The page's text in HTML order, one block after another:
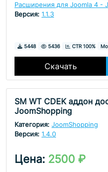
Расширения для Joomla 4 -
Версия: 1.1.3
Скачивания
5448 Просмотры
5436 CTR 100%
Скачать
SM WT CDEK аддон
JoomShopping
Категория: JoomShopping
Версия: 1.4.0
Цена: 2500 ₽